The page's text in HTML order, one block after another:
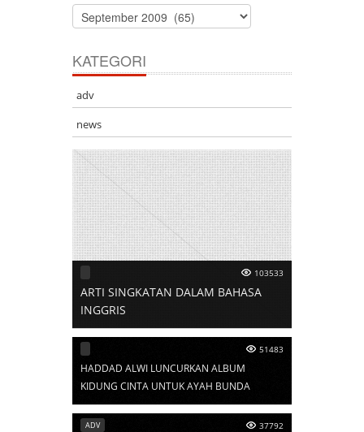
KATEGORI
adv
news
103533
ARTI SINGKATAN DALAM BAHASA
INGGRIS
51483
HADDAD ALWI LUNCURKAN ALBUM
KIDUNG CINTA UNTUK AYAH BUNDA
ADV 37792